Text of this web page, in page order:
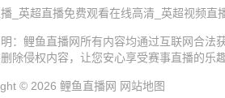
_英超直播免费观看在线高清_英超视频直
：鲤鱼直播网所有内容均通过互联网合
除侵权内容，让您安心享受赛事直播的乐趣
© 2026 鲤鱼直播网 网站地图